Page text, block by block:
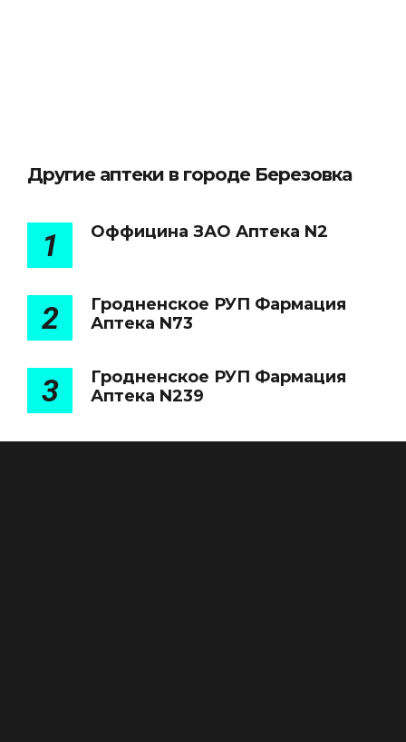
Другие аптеки в городе Березовка
1 Оффицина ЗАО Аптека N2
2
Гродненское РУП Фармация
Аптека N73
3
Гродненское РУП Фармация
Аптека N239